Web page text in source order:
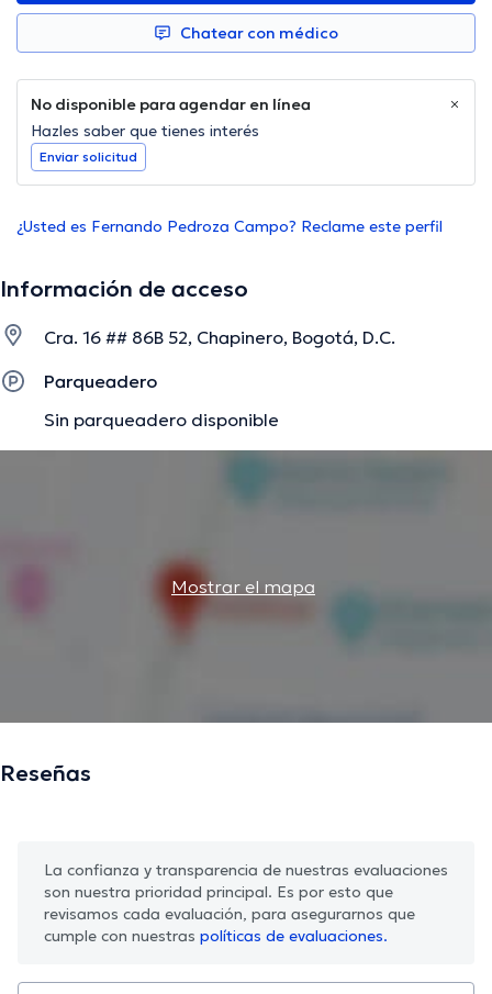
Chatear con médico
No disponible para agendar en línea
Hazles saber que tienes interés
Enviar solicitud
¿Usted es Fernando Pedroza Campo? Reclame este perfil
Información de acceso
Cra. 16 ## 86B 52, Chapinero, Bogotá, D.C.
Parqueadero
Sin parqueadero disponible
Mostrar el mapa
Reseñas
La confianza y transparencia de nuestras evaluaciones
son nuestra prioridad principal. Es por esto que
revisamos cada evaluación, para asegurarnos que
cumple con nuestras políticas de evaluaciones.